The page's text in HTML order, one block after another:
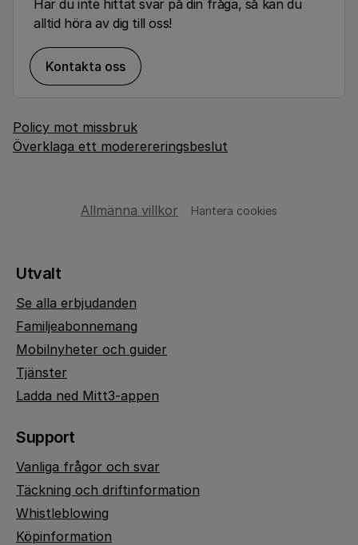
Har du inte hittat svar på din fråga, så kan du
alltid höra av dig till oss!
Kontakta oss
Policy mot missbruk
Överklaga ett moderereringsbeslut
Allmänna villkor Hantera cookies
Utvalt
Se alla erbjudanden
Familjeabonnemang
Mobilnyheter och guider
Tjänster
Ladda ned Mitt3-appen
Support
Vanliga frågor och svar
Täckning och driftinformation
Whistleblowing
Köpinformation